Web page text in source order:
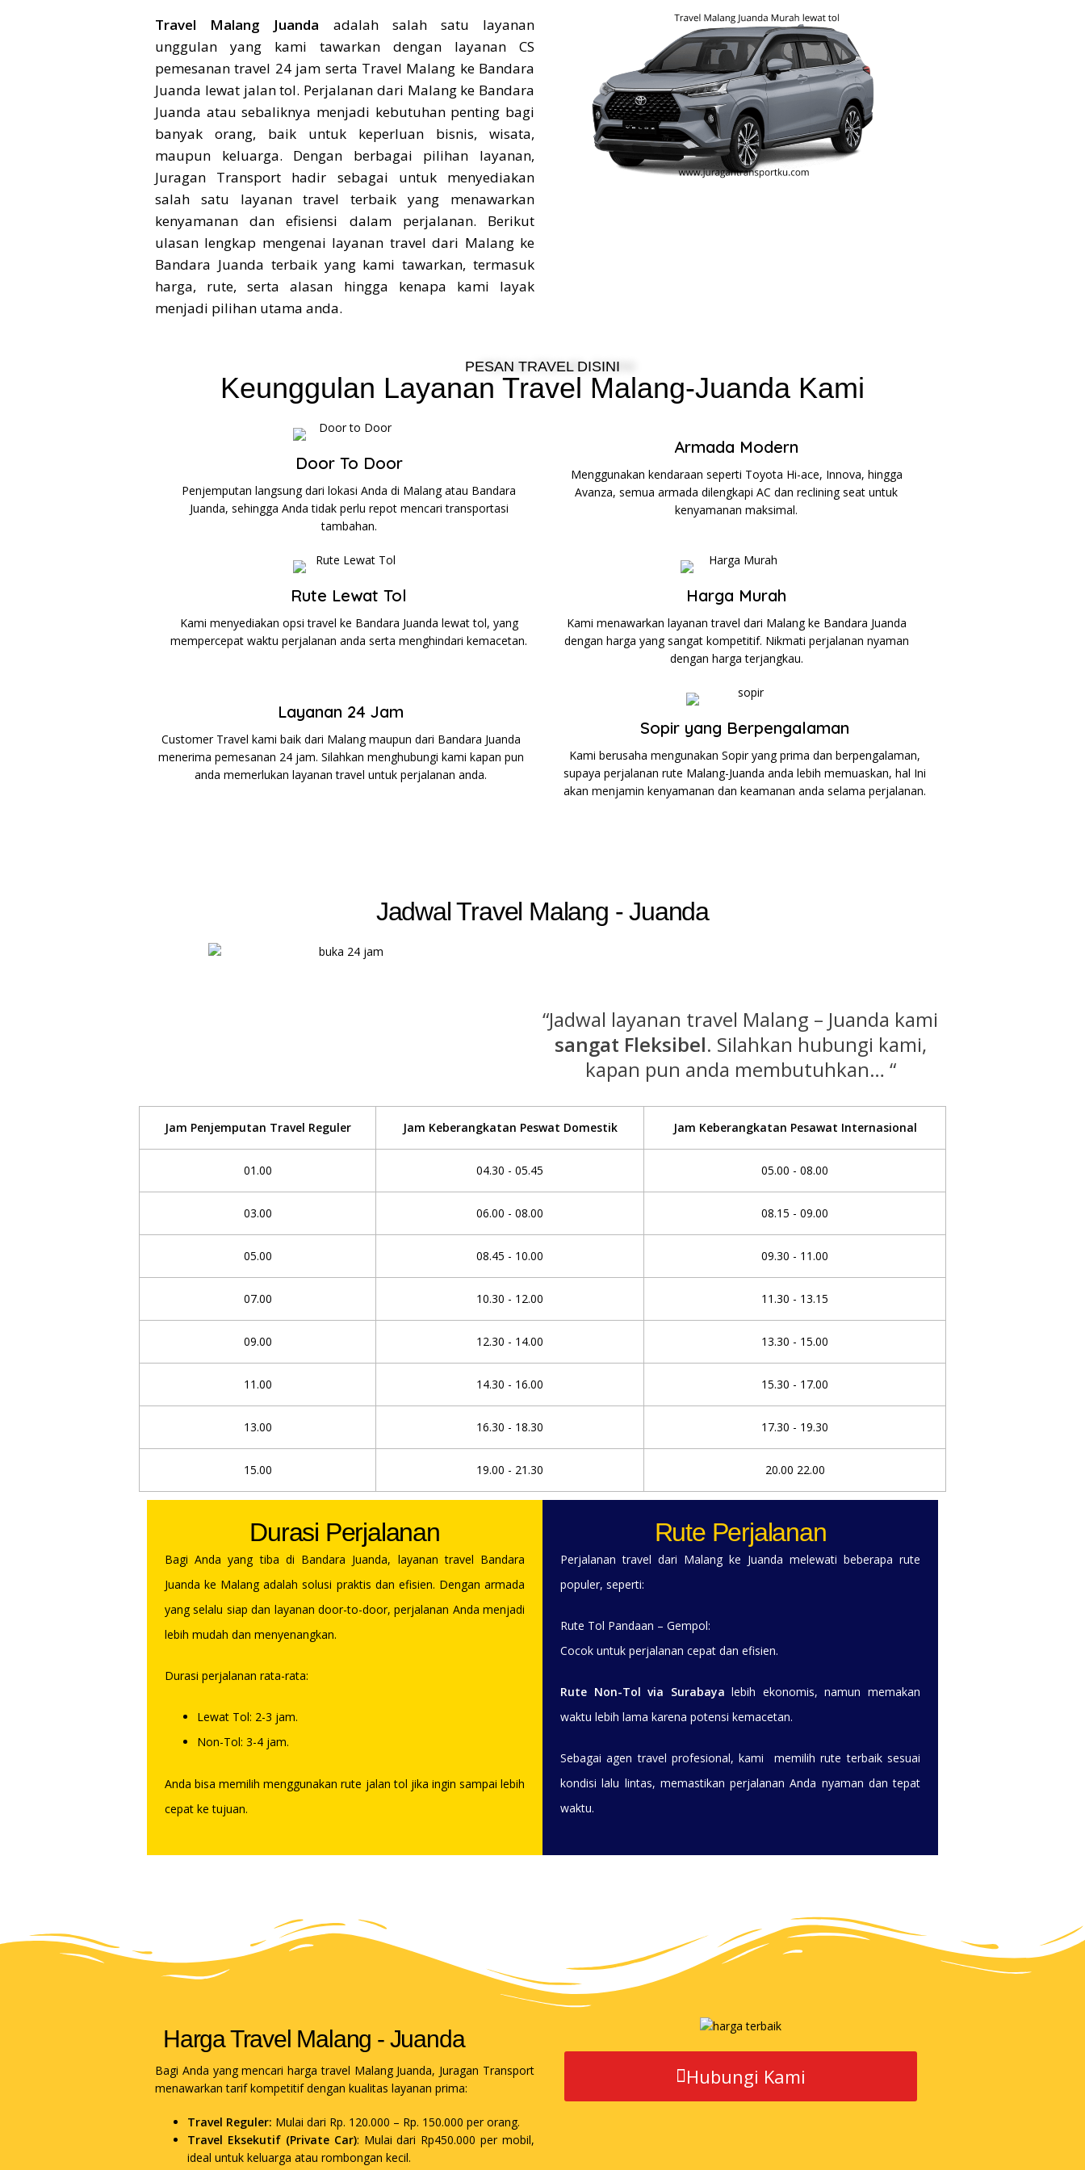
Travel Malang Juanda adalah salah satu layanan
unggulan yang kami tawarkan dengan layanan CS
pemesanan travel 24 jam serta Travel Malang ke Bandara
Juanda lewat jalan tol. Perjalanan dari Malang ke Bandara
Juanda atau sebaliknya menjadi kebutuhan penting bagi
banyak orang, baik untuk keperluan bisnis, wisata,
maupun keluarga. Dengan berbagai pilihan layanan,
Juragan Transport hadir sebagai untuk menyediakan
salah satu layanan travel terbaik yang menawarkan
kenyamanan dan efisiensi dalam perjalanan. Berikut
ulasan lengkap mengenai layanan travel dari Malang ke
Bandara Juanda terbaik yang kami tawarkan, termasuk
harga, rute, serta alasan hingga kenapa kami layak
menjadi pilihan utama anda.
PESAN TRAVEL DISINI
Keunggulan Layanan Travel Malang-Juanda Kami
Door To Door
Penjemputan langsung dari lokasi Anda di Malang atau Bandara
Juanda, sehingga Anda tidak perlu repot mencari transportasi
tambahan.
Armada Modern
Menggunakan kendaraan seperti Toyota Hi-ace, Innova, hingga
Avanza, semua armada dilengkapi AC dan reclining seat untuk
kenyamanan maksimal.
Rute Lewat Tol
Kami menyediakan opsi travel ke Bandara Juanda lewat tol, yang
mempercepat waktu perjalanan anda serta menghindari kemacetan.
Harga Murah
Kami menawarkan layanan travel dari Malang ke Bandara Juanda
dengan harga yang sangat kompetitif. Nikmati perjalanan nyaman
dengan harga terjangkau.
Layanan 24 Jam
Customer Travel kami baik dari Malang maupun dari Bandara Juanda
menerima pemesanan 24 jam. Silahkan menghubungi kami kapan pun
anda memerlukan layanan travel untuk perjalanan anda.
Sopir yang Berpengalaman
Kami berusaha mengunakan Sopir yang prima dan berpengalaman,
supaya perjalanan rute Malang-Juanda anda lebih memuaskan, hal Ini
akan menjamin kenyamanan dan keamanan anda selama perjalanan.
Jadwal Travel Malang - Juanda
“Jadwal layanan travel Malang – Juanda kami
sangat Fleksibel. Silahkan hubungi kami,
kapan pun anda membutuhkan… “
Jam Penjemputan Travel Reguler Jam Keberangkatan Peswat Domestik Jam Keberangkatan Pesawat Internasional
01.00 04.30 - 05.45 05.00 - 08.00
03.00 06.00 - 08.00 08.15 - 09.00
05.00 08.45 - 10.00 09.30 - 11.00
07.00 10.30 - 12.00 11.30 - 13.15
09.00 12.30 - 14.00 13.30 - 15.00
11.00 14.30 - 16.00 15.30 - 17.00
13.00 16.30 - 18.30 17.30 - 19.30
15.00 19.00 - 21.30 20.00 22.00
Durasi Perjalanan
Bagi Anda yang tiba di Bandara Juanda, layanan travel Bandara
Juanda ke Malang adalah solusi praktis dan efisien. Dengan armada
yang selalu siap dan layanan door-to-door, perjalanan Anda menjadi
lebih mudah dan menyenangkan.
Durasi perjalanan rata-rata:
Lewat Tol: 2-3 jam.
Non-Tol: 3-4 jam.
Anda bisa memilih menggunakan rute jalan tol jika ingin sampai lebih
cepat ke tujuan.
Rute Perjalanan
Perjalanan travel dari Malang ke Juanda melewati beberapa rute
populer, seperti:
Rute Tol Pandaan – Gempol:
Cocok untuk perjalanan cepat dan efisien.
Rute Non-Tol via Surabaya lebih ekonomis, namun memakan
waktu lebih lama karena potensi kemacetan.
Sebagai agen travel profesional, kami memilih rute terbaik sesuai
kondisi lalu lintas, memastikan perjalanan Anda nyaman dan tepat
waktu.
Harga Travel Malang - Juanda
Bagi Anda yang mencari harga travel Malang Juanda, Juragan Transport
menawarkan tarif kompetitif dengan kualitas layanan prima:
Travel Reguler: Mulai dari Rp. 120.000 – Rp. 150.000 per orang.
Travel Eksekutif (Private Car): Mulai dari Rp450.000 per mobil,
ideal untuk keluarga atau rombongan kecil.
Hubungi Kami